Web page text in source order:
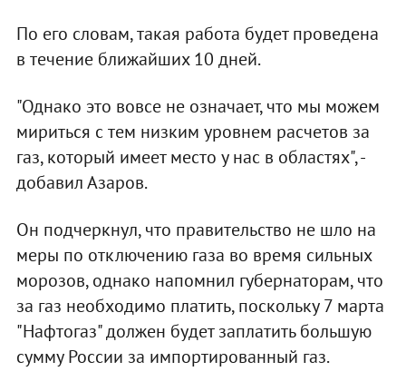
По его словам, такая работа будет проведена
в течение ближайших 10 дней.
"Однако это вовсе не означает, что мы можем
мириться с тем низким уровнем расчетов за
газ, который имеет место у нас в областях", -
добавил Азаров.
Он подчеркнул, что правительство не шло на
меры по отключению газа во время сильных
морозов, однако напомнил губернаторам, что
за газ необходимо платить, поскольку 7 марта
"Нафтогаз" должен будет заплатить большую
сумму России за импортированный газ.